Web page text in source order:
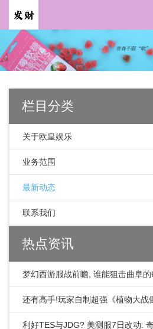
栏目分类
关于欧皇娱乐
业务范围
最新动态
联系我们
热点资讯
梦幻西游服战前瞻, 谁能狙击曲阜
了大招!
还有高手!玩家自制超强《植物大战
示公布
利好TES与JDG? 美测服7日改动: